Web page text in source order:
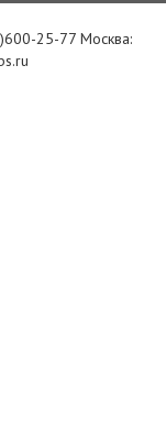
25-77 Москва: